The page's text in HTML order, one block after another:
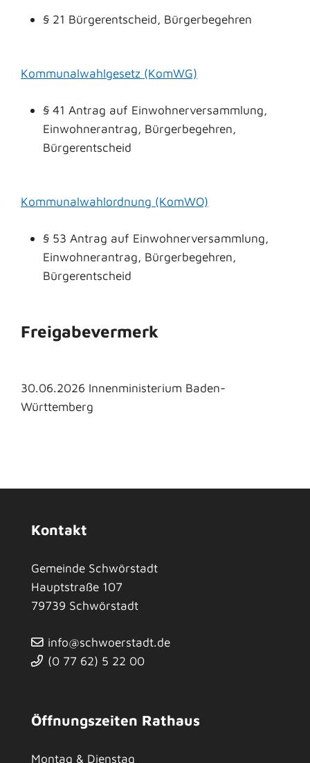
§ 21 Bürgerentscheid, Bürgerbegehren
Kommunalwahlgesetz (KomWG)
§ 41 Antrag auf Einwohnerversammlung,
Einwohnerantrag, Bürgerbegehren,
Bürgerentscheid
Kommunalwahlordnung (KomWO)
§ 53 Antrag auf Einwohnerversammlung,
Einwohnerantrag, Bürgerbegehren,
Bürgerentscheid
Freigabevermerk
30.06.2026 Innenministerium Baden-
Württemberg
Kontakt
Gemeinde Schwörstadt
Hauptstraße 107
79739 Schwörstadt
info@schwoerstadt.de
(0 77 62) 5 22 00
Öffnungszeiten Rathaus
Montag & Dienstag